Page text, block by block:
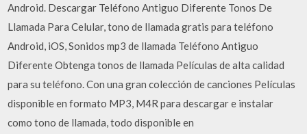
Android. Descargar Teléfono Antiguo Diferente Tonos De
Llamada Para Celular, tono de llamada gratis para teléfono
Android, iOS, Sonidos mp3 de llamada Teléfono Antiguo
Diferente Obtenga tonos de llamada Películas de alta calidad
para su teléfono. Con una gran colección de canciones Películas
disponible en formato MP3, M4R para descargar e instalar
como tono de llamada, todo disponible en